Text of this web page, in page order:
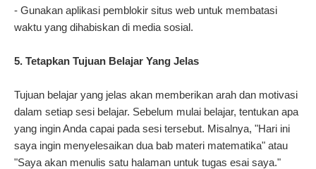
- Gunakan aplikasi pemblokir situs web untuk membatasi
waktu yang dihabiskan di media sosial.
5. Tetapkan Tujuan Belajar Yang Jelas
Tujuan belajar yang jelas akan memberikan arah dan motivasi
dalam setiap sesi belajar. Sebelum mulai belajar, tentukan apa
yang ingin Anda capai pada sesi tersebut. Misalnya, "Hari ini
saya ingin menyelesaikan dua bab materi matematika" atau
"Saya akan menulis satu halaman untuk tugas esai saya."